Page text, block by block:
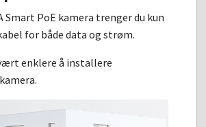
Smart PoE kamera trenger du kun
for både data og strøm.
enklere å installere